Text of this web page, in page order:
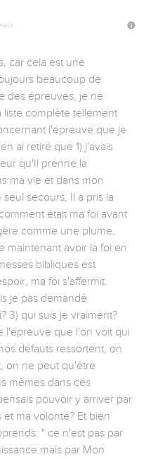
car cela est une
beaucoup de
des épreuves, je ne
liste complète tellement
l'épreuve que je
ai retiré que 1) j'avais
qu'Il prenne la
ma vie et dans mon
secours, Il a pris la
était ma foi avant
comme une plume,
maintenant avoir la foi en
bibliques est
ma foi s'affermit.
je pas demandé
3) qui suis je vraiment?
l'épreuve que l'on voit qui
défauts ressortent, on
on ne peut qu'être
mêmes dans ces
pouvoir y arriver par
ma volonté? Et bien
" ce n'est pas par
mais par Mon